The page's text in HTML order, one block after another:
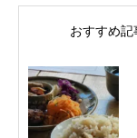
おすすめ記